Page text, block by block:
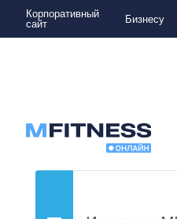
Корпоративный
сайт
Бизнесу